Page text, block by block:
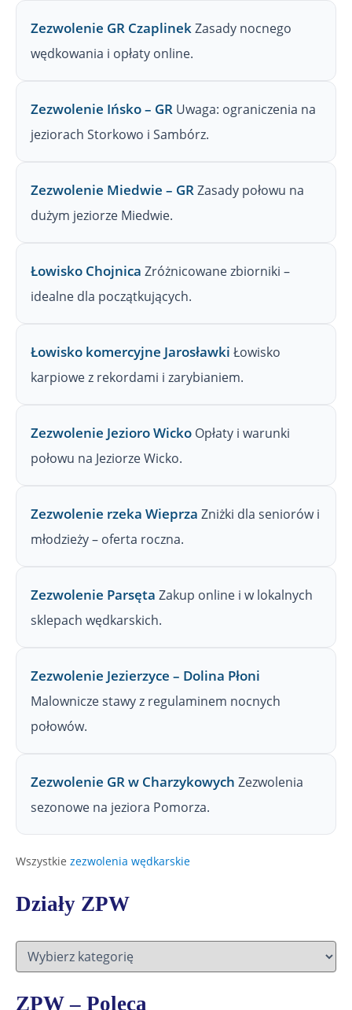
Zezwolenie GR CzaplinekZasady nocnego
wędkowania i opłaty online.
Zezwolenie Ińsko – GR Uwaga: ograniczenia na
jeziorach Storkowo i Sambórz.
Zezwolenie Miedwie – GRZasady połowu na
dużym jeziorze Miedwie.
Łowisko Chojnica Zróżnicowane zbiorniki –
idealne dla początkujących.
Łowisko komercyjne Jarosławki Łowisko
karpiowe z rekordami i zarybianiem.
Zezwolenie Jezioro Wicko Opłaty i warunki
połowu na Jeziorze Wicko.
Zezwolenie rzeka Wieprza Zniżki dla seniorów i
młodzieży – oferta roczna.
Zezwolenie Parsęta Zakup online i w lokalnych
sklepach wędkarskich.
Zezwolenie Jezierzyce – Dolina Płoni
Malownicze stawy z regulaminem nocnych
połowów.
Zezwolenie GR w Charzykowych Zezwolenia
sezonowe na jeziora Pomorza.
Wszystkie zezwolenia wędkarskie
Działy ZPW
D
a
ZPW – Poleca